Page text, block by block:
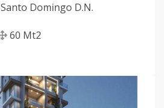
Santo Domingo D.N.
60 Mt2